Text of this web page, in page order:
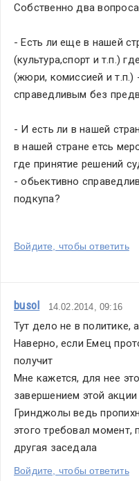
Собственно два
- Есть ли еще в нашей
(культура,спорт и т.п.)
(жюри, комиссией и т.п.)
справедливым без
- И есть ли в нашей
в нашей стране етсь
где принятие решений
- обьективно
подкупа?
Войдите, чтобы ответить
busol 14.02.2014, 09:16
Тут дело не в политике,
Наверно, если Емец
получит
Мне кажется, для нее
завершением этой акции
Гринджолы ведь
этого требовал момент,
другая заседала
Войдите, чтобы ответить